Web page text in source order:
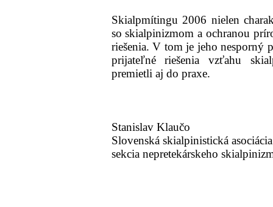
Skialpmítingu 2006 nielen
so skialpinizmom a ochranou
riešenia. V tom je jeho nesporný
prijateľné riešenia vzťahu
premietli aj do praxe.
Stanislav Klaučo
Slovenská skialpinistická asociácia
sekcia nepretekárskeho